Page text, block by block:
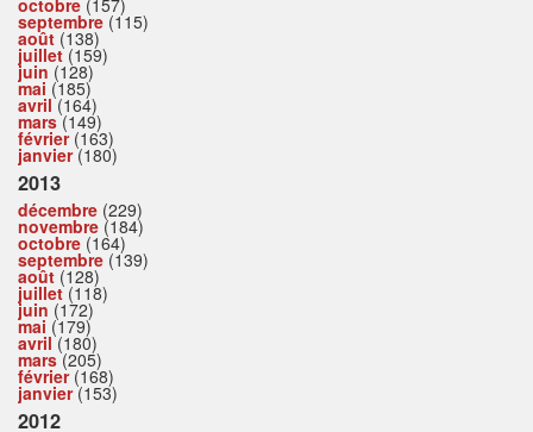
octobre (157)
septembre (115)
août (138)
juillet(159)
juin (128)
mai (185)
avril(164)
mars(149)
février(163)
janvier(180)
2013
décembre (229)
novembre (184)
octobre (164)
septembre (139)
août (128)
juillet(118)
juin (172)
mai (179)
avril(180)
mars(205)
février(168)
janvier(153)
2012